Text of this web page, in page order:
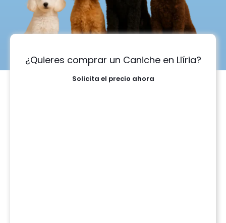
¿Quieres comprar un Caniche en Llíria?
Solicita el precio ahora